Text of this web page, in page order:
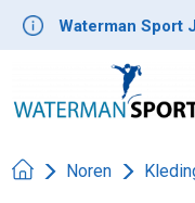
Waterman Sport
Noren